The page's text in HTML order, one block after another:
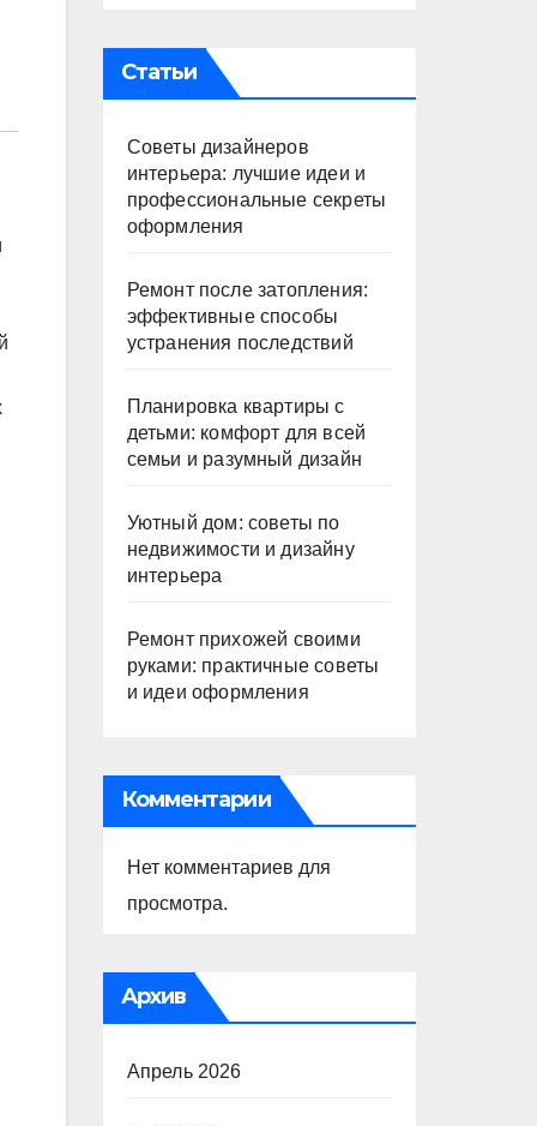
Статьи
Советы дизайнеров
интерьера: лучшие идеи и
профессиональные секреты
оформления
Ремонт после затопления:
эффективные способы
устранения последствий
Планировка квартиры с
детьми: комфорт для всей
семьи и разумный дизайн
Уютный дом: советы по
недвижимости и дизайну
интерьера
Ремонт прихожей своими
руками: практичные советы
и идеи оформления
Комментарии
Нет комментариев для
просмотра.
Архив
Апрель 2026